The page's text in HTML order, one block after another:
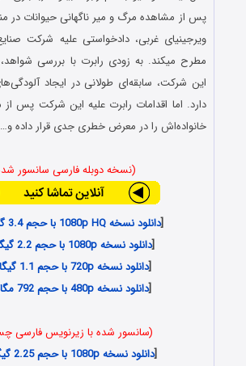
پس از مشاهده مرگ و میر ناگهانی حیوانات در
ویرجینیای غربی، دادخواستی علیه شرکت
مطرح میکند. به زودی رابرت با بررسی
این شرکت، سابقه‌ای طولانی در ایجاد
دارد. اما اقدامات رابرت علیه این شرکت پس
خانواده‌اش را در معرض خطری جدی قرار داده و…
(نسخه دوبله فارسی سانسور
[دانلود نسخه 1080p HQ با حجم 3.4 گیگابایت
[دانلود نسخه 1080p با حجم 2.2 گیگابایت
[دانلود نسخه 720p با حجم 1.1 گیگابایت
[دانلود نسخه 480p با حجم 792 مگابایت
(سانسور شده با زیرنویس فارسی
[دانلود نسخه 1080p با حجم 2.25 گیگابایت